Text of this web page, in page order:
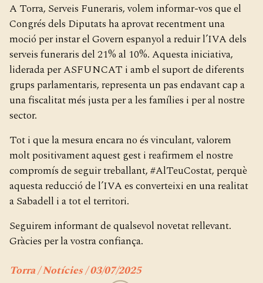
A Torra, Serveis Funeraris, volem informar-vos que el
Congrés dels Diputats ha aprovat recentment una
moció per instar el Govern espanyol a reduir l’IVA dels
serveis funeraris del 21% al 10%. Aquesta iniciativa,
liderada per ASFUNCAT i amb el suport de diferents
grups parlamentaris, representa un pas endavant cap a
una fiscalitat més justa per a les famílies i per al nostre
sector.
Tot i que la mesura encara no és vinculant, valorem
molt positivament aquest gest i reafirmem el nostre
compromís de seguir treballant, #AlTeuCostat, perquè
aquesta reducció de l’IVA es converteixi en una realitat
a Sabadell i a tot el territori.
Seguirem informant de qualsevol novetat rellevant.
Gràcies per la vostra confiança.
Torra / Notícies / 03/07/2025